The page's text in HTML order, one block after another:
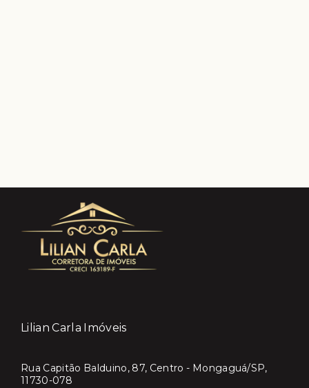
Lilian Carla Imóveis
Rua Capitão Balduino, 87, Centro - Mongaguá/SP,
11730-078